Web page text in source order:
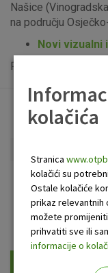
Našice
na području
Novi vizualni
Popis uplatno-
Lista
Bankomat
Prikaži
kolačića
Stranica
kolačići su
Ostale kolačiće
prikaz relevantnih
možete
prihvatiti sve ili
informacije o